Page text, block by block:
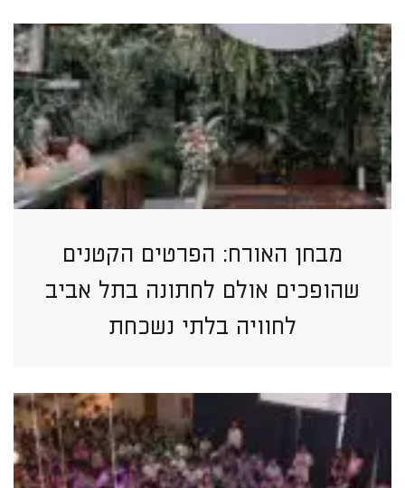
מבחן האורח: הפרטים הקטנים
שהופכים אולם לחתונה בתל אביב
לחוויה בלתי נשכחת